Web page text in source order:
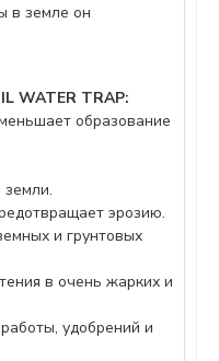
в земле он
WATER TRAP:
образование
эрозию.
и грунтовых
в очень жарких и
удобрений и